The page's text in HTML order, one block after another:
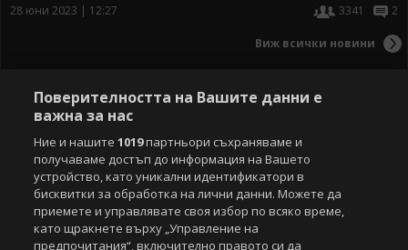
28 юни 2023 | 12:27 3341 2
Виж всички новини
Поверителността на Вашите данни е
важна за нас
Ние и нашите1019партньори съхраняваме и
получаваме достъп до информация на Вашето
устройство, като уникални идентификатори в
бисквитки за обработка на лични данни. Можете да
приемете и управлявате своя избор по всяко време,
като щракнете върху „Управление на
предпочитания“, включително правото си да